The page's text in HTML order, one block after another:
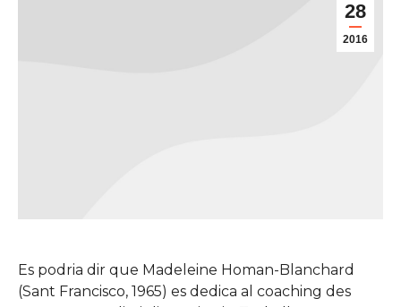
28
2016
Es podria dir que Madeleine Homan-Blanchard
(Sant Francisco, 1965) es dedica al coaching des